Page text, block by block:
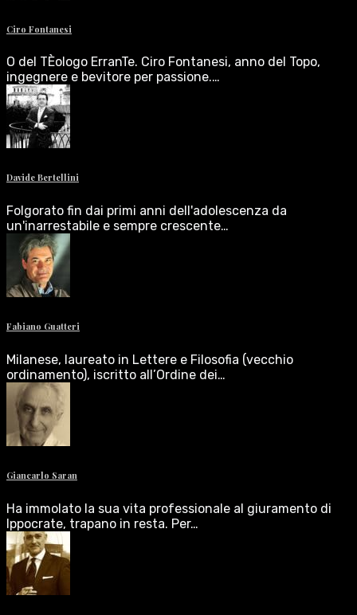
Ciro Fontanesi
O del TÈologo ErranTe. Ciro Fontanesi, anno del Topo,
ingegnere e bevitore per passione.…
Davide Bertellini
Folgorato fin dai primi anni dell'adolescenza da
un'inarrestabile e sempre crescente…
Fabiano Guatteri
Milanese, laureato in Lettere e Filosofia (vecchio
ordinamento), iscritto all’Ordine dei…
Giancarlo Saran
Ha immolato la sua vita professionale al giuramento di
Ippocrate, trapano in resta. Per…